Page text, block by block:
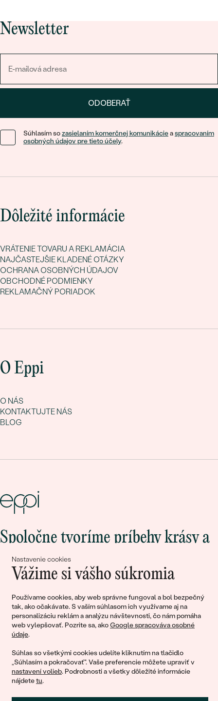
Nastavenie cookies
Vážime si vášho súkromia
Používame cookies, aby web správne fungoval a bol bezpečný
tak, ako očakávate. S vaším súhlasom ich využívame aj na
personalizáciu reklám a analýzu návštevnosti, čo nám pomáha
web vylepšovať. Pozrite sa, akoGoogle spracováva osobné
údaje.
Súhlas so všetkými cookies udelíte kliknutím na tlačidlo
„Súhlasím a pokračovať". Vaše preferencie môžete upraviť v
nastavení volieb. Podrobnosti a všetky dôležité informácie
nájdetetu.
Newsletter
ODOBERAŤ
Súhlasím sozasielaním komerčnej komunikácieaspracovaním
osobných údajov pre tieto účely.
Dôležité informácie
VRÁTENIE TOVARU A REKLAMÁCIA
NAJČASTEJŠIE KLADENÉ OTÁZKY
OCHRANA OSOBNÝCH ÚDAJOV
OBCHODNÉ PODMIENKY
REKLAMAČNÝ PORIADOK
O Eppi
O NÁS
KONTAKTUJTE NÁS
BLOG
Spoločne tvoríme príbehy krásy a
lásky
© 2011 - 2026, Eppi.sk